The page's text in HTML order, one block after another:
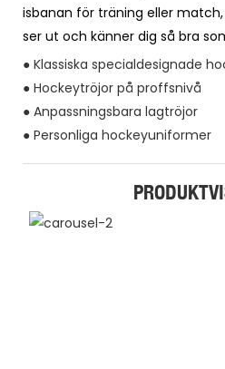
isbanan för träning eller
ser ut och känner dig så bra
● Klassiska specialdesignade
● Hockeytröjor på proffsnivå
● Anpassningsbara lagtröjor
● Personliga hockeyuniformer